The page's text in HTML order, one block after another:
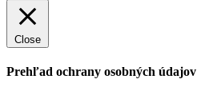
Close
Prehľad ochrany osobných údajov